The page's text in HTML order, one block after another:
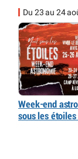
Du 23 au 24
Week-end
sous les étoiles